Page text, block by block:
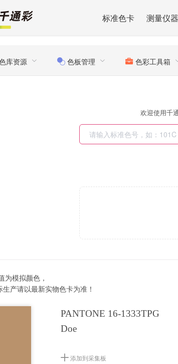
标准色卡 测量仪器
库资源 色板管理 色彩工具箱
欢迎使用千
为模拟颜色，
产请以最新实物色卡为准！
PANTONE 16-1333TPG
Doe
添加到采集板